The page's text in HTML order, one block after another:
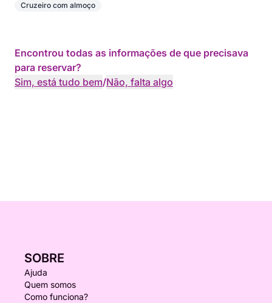
Cruzeiro com almoço
Encontrou todas as informações de que precisava
para reservar?
Sim, está tudo bem/Não, falta algo
SOBRE
Ajuda
Quem somos
Como funciona?